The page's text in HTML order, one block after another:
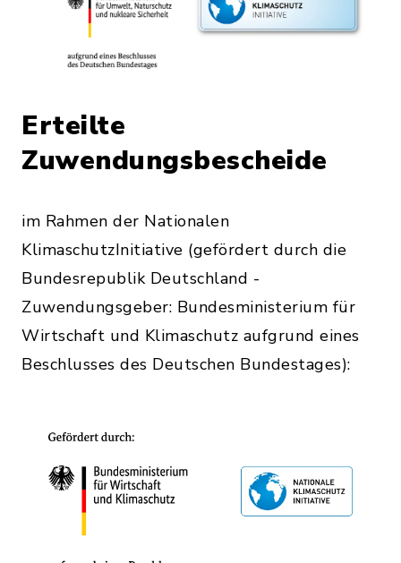
Erteilte
Zuwendungsbescheide
im Rahmen der Nationalen
KlimaschutzInitiative (gefördert durch die
Bundesrepublik Deutschland -
Zuwendungsgeber: Bundesministerium für
Wirtschaft und Klimaschutz aufgrund eines
Beschlusses des Deutschen Bundestages):